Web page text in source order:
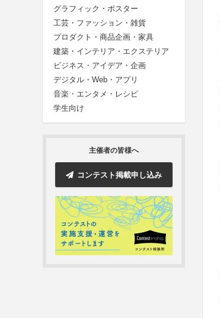
グラフィック・ポスター
工芸・ファッション・雑貨
プロダクト・商品企画・家具
建築・インテリア・エクステリア
ビジネス・アイデア・企画
デジタル・Web・アプリ
音楽・エンタメ・レシピ
学生向け
主催者の皆様へ
コンテスト掲載申し込み